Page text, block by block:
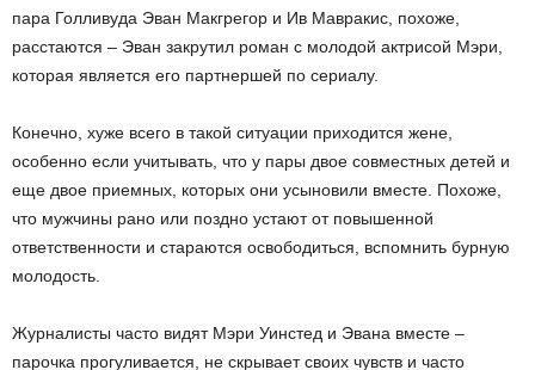
пара Голливуда Эван Макгрегор и Ив Мавракис, похоже,
расстаются – Эван закрутил роман с молодой актрисой Мэри,
которая является его партнершей по сериалу.
Конечно, хуже всего в такой ситуации приходится жене,
особенно если учитывать, что у пары двое совместных детей и
еще двое приемных, которых они усыновили вместе. Похоже,
что мужчины рано или поздно устают от повышенной
ответственности и стараются освободиться, вспомнить бурную
молодость.
Журналисты часто видят Мэри Уинстед и Эвана вместе –
парочка прогуливается, не скрывает своих чувств и часто